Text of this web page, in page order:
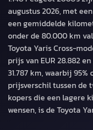
augustus 2026, met
een gemiddelde
onder de 80.000 km
Toyota Yaris Cross-
prijs van EUR 28.882
31.787 km, waarbij
prijsverschil tussen de
kopers die een lagere
wensen, is de Toyota